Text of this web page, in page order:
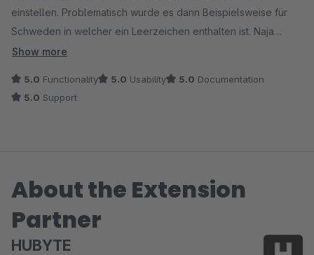
einstellen. Problematisch wurde es dann Beispielsweise für
Schweden in welcher ein Leerzeichen enthalten ist. Naja
dieses Plugin löst all unsere Probleme :)
funktioniert jetzt alles super.
Show more
5.0 Functionality 5.0 Usability 5.0 Documentation
5.0 Support
About the Extension
Partner
HUBYTE